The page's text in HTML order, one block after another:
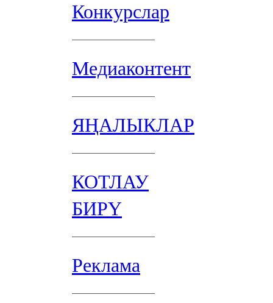
Конкурслар
Медиаконтент
ЯҢАЛЫКЛАР
КОТЛАУ
БИРҮ
Реклама